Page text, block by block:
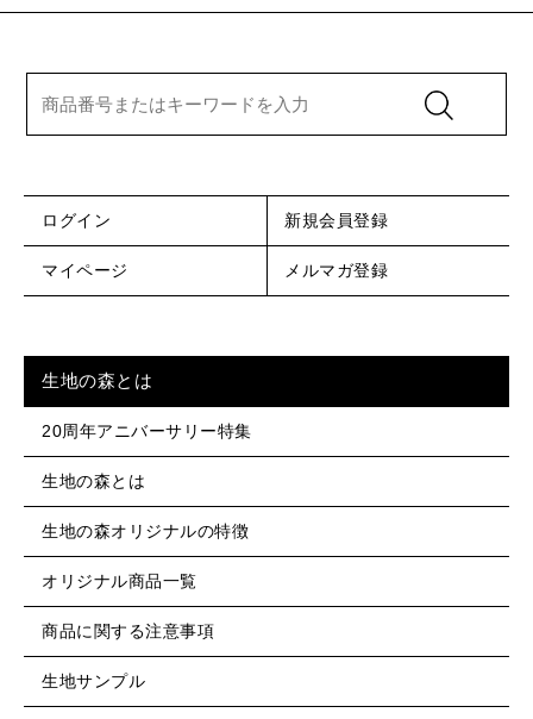
ログイン 新規会員登録
マイページ メルマガ登録
生地の森とは
20周年アニバーサリー特集
生地の森とは
生地の森オリジナルの特徴
オリジナル商品一覧
商品に関する注意事項
生地サンプル